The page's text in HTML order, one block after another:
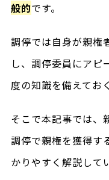
般的です。
調停では自身が親権
し、調停委員にアピ
度の知識を備えてお
そこで本記事では、
調停で親権を獲得す
かりやすく解説して